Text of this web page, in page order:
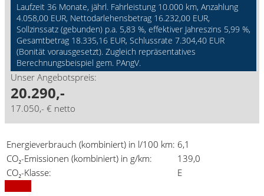
Laufzeit 36 Monate, jährl. Fahrleistung 10.000 km, Anzahlung
4.058,00 EUR, Nettodarlehensbetrag 16.232,00 EUR,
Sollzinssatz (gebunden) p.a. 5,83 %, effektiver Jahreszins 5,99 %,
Gesamtbetrag 18.335,16 EUR, Schlussrate 7.304,40 EUR
(Bonität vorausgesetzt). Zugleich repräsentatives
Berechnungsbeispiel gem. PAngV.
Unser Angebotspreis:
20.290,-
17.050,- € netto
Energieverbrauch (kombiniert) in l/100 km: 6,1
CO₂-Emissionen (kombiniert) in g/km:
139,0
CO₂-Klasse:
E